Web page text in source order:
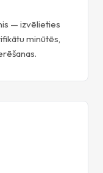
— izvēlieties
minūtēs,